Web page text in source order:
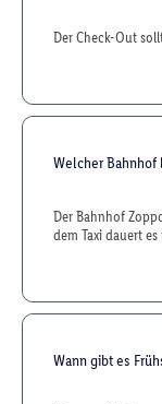
Der Check-Out
Welcher Bahnhof
Der Bahnhof
dem Taxi dauert
Wann gibt es